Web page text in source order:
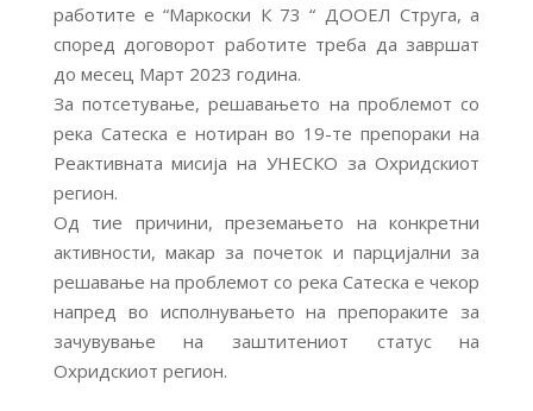
работите е “Маркоски К 73 “ ДООЕЛ Струга, а
според договорот работите треба да завршат
до месец Март 2023 година.
За потсетување, решавањето на проблемот со
река Сатеска е нотиран во 19-те препораки на
Реактивната мисија на УНЕСКО за Охридскиот
регион.
Од тие причини, преземањето на конкретни
активности, макар за почеток и парцијални за
решавање на проблемот со река Сатеска е чекор
напред во исполнувањето на препораките за
зачувување на заштитениот статус на
Охридскиот регион.